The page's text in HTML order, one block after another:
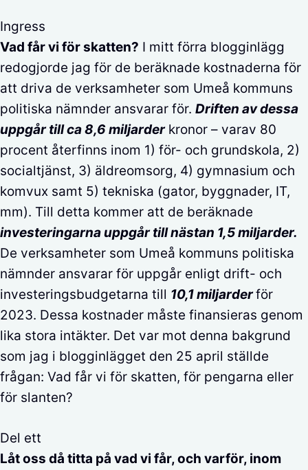
Ingress
Vad får vi för skatten? I mitt förra blogginlägg
redogjorde jag för de beräknade kostnaderna för
att driva de verksamheter som Umeå kommuns
politiska nämnder ansvarar för. Driften av dessa
uppgår till ca 8,6 miljarderkronor – varav 80
procent återfinns inom 1) för- och grundskola, 2)
socialtjänst, 3) äldreomsorg, 4) gymnasium och
komvux samt 5) tekniska (gator, byggnader, IT,
mm). Till detta kommer att de beräknade
investeringarna uppgår till nästan 1,5 miljarder.
De verksamheter som Umeå kommuns politiska
nämnder ansvarar för uppgår enligt drift- och
investeringsbudgetarna till 10,1 miljarderför
2023. Dessa kostnader måste finansieras genom
lika stora intäkter. Det var mot denna bakgrund
som jag i blogginlägget den 25 april ställde
frågan: Vad får vi för skatten, för pengarna eller
för slanten?
Del ett
Låt oss då titta på vad vi får, och varför, inom